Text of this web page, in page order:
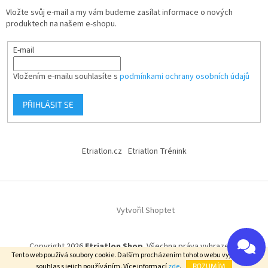
Tento web používá soubory cookie. Dalším procházením tohoto webu vyjadřujete
ROZUMÍM
Vložte svůj e-mail a my vám budeme zasílat informace o nových
produktech na našem e-shopu.
E-mail
Vložením e-mailu souhlasíte s podmínkami ochrany osobních údajů
PŘIHLÁSIT SE
Etriatlon.cz Etriatlon Trénink
Vytvořil Shoptet
Copyright 2026Etriatlon Shop. Všechna práva vyhrazena.